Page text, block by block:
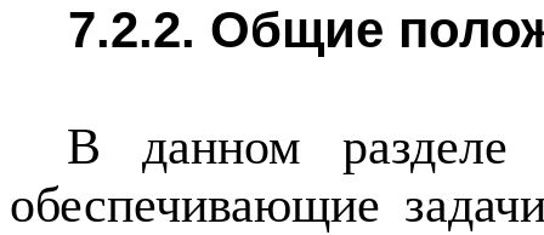
7.2.2. Общие
В данном разделе
обеспечивающие